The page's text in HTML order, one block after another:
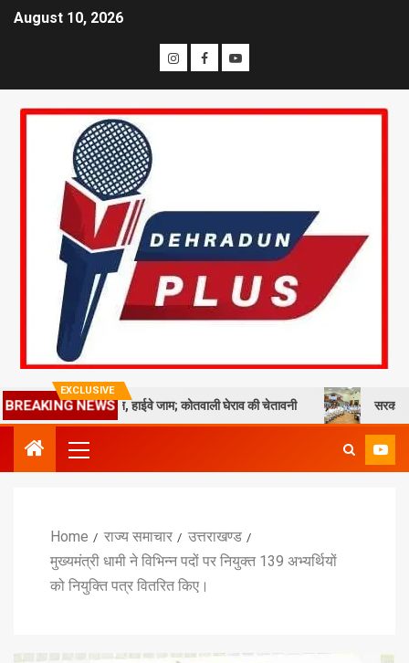
August 10, 2026
EXCLUSIVE
BREAKING NEWS
का प्रदर्शन, हाईवे जाम; कोतवाली घेराव की चेतावनी सरकारी नीतियों में
Home राज्य समाचार
उत्तराखण्ड
मुख्यमंत्री धामी ने विभिन्न पदों पर नियुक्त 139 अभ्यर्थियों
को नियुक्ति पत्र वितरित किए।